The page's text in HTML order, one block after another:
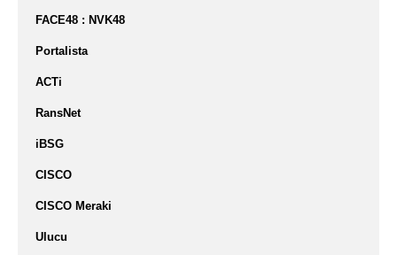
FACE48 : NVK48
Portalista
ACTi
RansNet
iBSG
CISCO
CISCO Meraki
Ulucu